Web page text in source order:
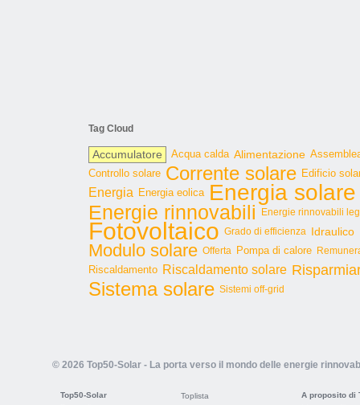
Tag Cloud
Accumulatore Acqua calda Alimentazione
Controllo solare Corrente solare Edificio
Energia Energia eolica Energia solare
Energie rinnovabili Energie rinnovabili
Fotovoltaico Grado di efficienza Idraulico
Modulo solare Offerta Pompa di calore
Riscaldamento Riscaldamento solare
Sistema solare Sistemi off-grid
© 2026 Top50-Solar - La porta verso il mondo delle energie
Top50-Solar
Toplista
A proposito di